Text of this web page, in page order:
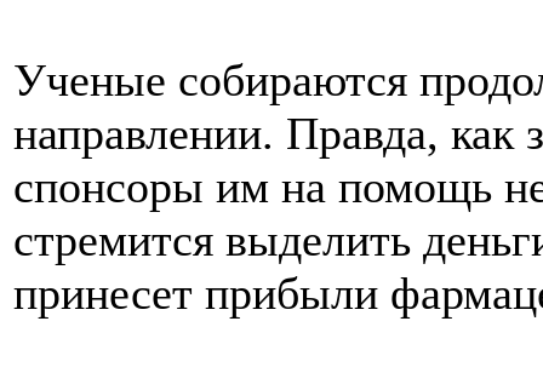
Ученые собираются
направлении. Правда, как
спонсоры им на помощь
стремится выделить
принесет прибыли